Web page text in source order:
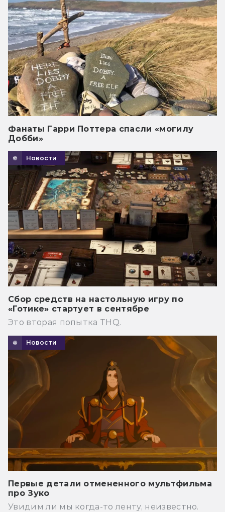
Фанаты Гарри Поттера спасли «могилу
Добби»
Новости
Сбор средств на настольную игру по
«Готике» стартует в сентябре
Это вторая попытка THQ.
Новости
Первые детали отмененного мультфильма
про Зуко
Увидим ли мы когда-то ленту, неизвестно.